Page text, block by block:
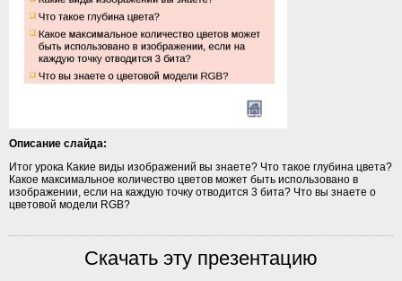
Описание слайда:
Итог урока Какие виды изображений вы знаете? Что такое глубина цвета?
Какое максимальное количество цветов может быть использовано в
изображении, если на каждую точку отводится 3 бита? Что вы знаете о
цветовой модели RGB?
Скачать эту презентацию